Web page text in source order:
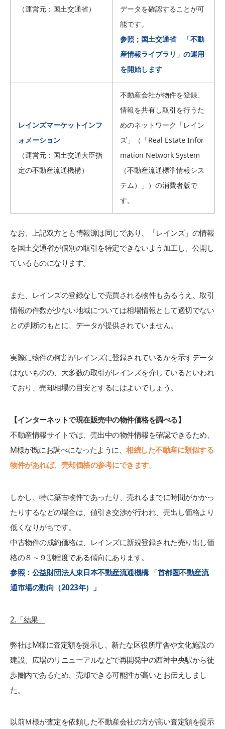
（運営元：国土交通省）
データを確認することが可
能です。
参照；国土交通省 「不動
産情報ライブラリ」の運用
を開始します
レインズマーケットインフ
ォメーション
（運営元：国土交通大臣指
定の不動産流通機構）
不動産会社が物件を登録、
情報を共有し取引を行うた
めのネットワーク「レイン
ズ」（「Real Estate Infor
mation Network System
（不動産流通標準情報シス
テム）」）の消費者版で
す。
なお、上記双方とも情報源は同じであり、「レインズ」の情報
を国土交通省が個別の取引を特定できないよう加工し、公開し
ているものになります。
また、レインズの登録なしで売買される物件もあるうえ、取引
情報の件数が少ない地域については相場情報として適切でない
との判断のもとに、データが提供されていません。
実際に物件の何割がレインズに登録されているかを示すデータ
はないものの、大多数の取引がレインズを介しているといわれ
ており、売却相場の目安とするにはよいでしょう。
【インターネットで現在販売中の物件価格を調べる】
不動産情報サイトでは、売出中の物件情報を確認できるため、
M様が既にお調べになったように、 相続した不動産に類似する
物件があれば、売却価格の参考にできます。
しかし、特に築古物件であったり、売れるまでに時間がかかっ
たりするなどの場合は、値引き交渉が行われ、売出し価格より
低くなりがちです。
中古物件の成約価格は、レインズに新規登録された売り出し価
格の８～９割程度である傾向にあります。
参照：公益財団法人東日本不動産流通機構 「首都圏不動産流
通市場の動向（2023年）」
2.「結果」
弊社はM様に査定額を提示し、新たな区役所庁舎や文化施設の
建設、広場のリニューアルなどで再開発中の西神中央駅から徒
歩圏内であるため、売却できる可能性が高いとお伝えしまし
た。
以前Ｍ様が査定を依頼した不動産会社の方が高い査定額を提示